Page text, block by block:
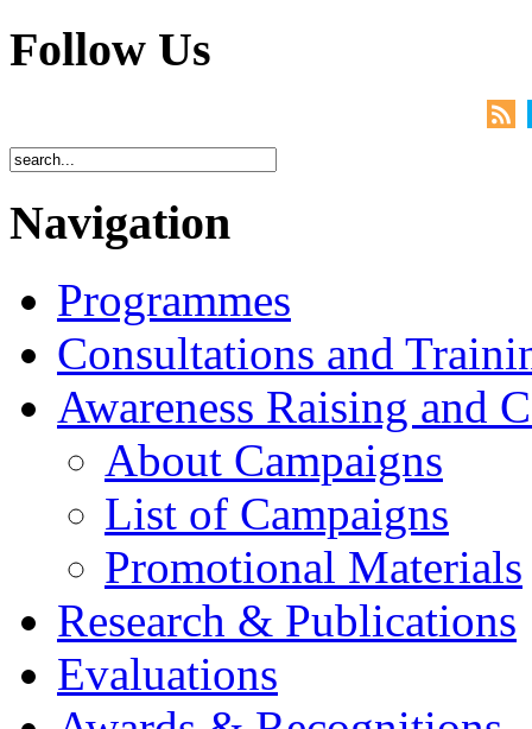
Follow Us
Navigation
Programmes
Consultations and
Awareness Raising and
About Campaigns
List of Campaigns
Promotional Materials
Research & Publications
Evaluations